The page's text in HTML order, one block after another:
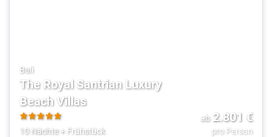
Bali
The Royal Santrian Luxury
Beach Villas
5
10 Nächte+ Frühstück
ab 2.801 €
pro Person